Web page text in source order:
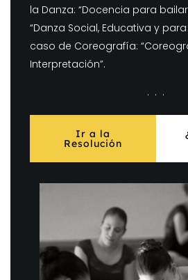
la Danza: “Docencia para
“Danza Social, Educativa y para
caso de Coreografía:
Interpretación”.
. . .
Ir a la
Resolución